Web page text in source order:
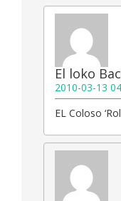
El loko
2010-03-13
EL Coloso